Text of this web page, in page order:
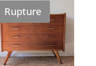
Rupture